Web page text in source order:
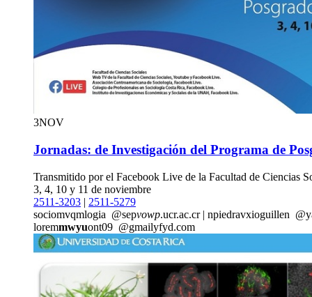
3NOV
Jornadas: de Investigación del Programa de
Transmitido por el Facebook Live de la Facultad de Ciencias
3, 4, 10 y 11 de noviembre
2511-3203 | 2511-5279
sociomvqmlogia @sepvowp.ucr.ac.cr| npiedravxioguillen
loremmwyuont09 @gmailyfyd.com